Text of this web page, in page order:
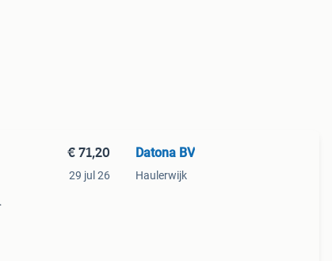
€ 71,20
29 jul 26
Datona BV
Haulerwijk